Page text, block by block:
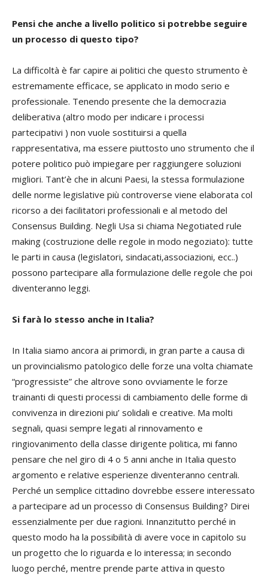
Pensi che anche a livello politico si potrebbe seguire
un processo di questo tipo?
La difficoltà è far capire ai politici che questo strumento è
estremamente efficace, se applicato in modo serio e
professionale. Tenendo presente che la democrazia
deliberativa (altro modo per indicare i processi
partecipativi ) non vuole sostituirsi a quella
rappresentativa, ma essere piuttosto uno strumento che il
potere politico può impiegare per raggiungere soluzioni
migliori. Tant’è che in alcuni Paesi, la stessa formulazione
delle norme legislative più controverse viene elaborata col
ricorso a dei facilitatori professionali e al metodo del
Consensus Building. Negli Usa si chiama Negotiated rule
making (costruzione delle regole in modo negoziato): tutte
le parti in causa (legislatori, sindacati,associazioni, ecc..)
possono partecipare alla formulazione delle regole che poi
diventeranno leggi.
Si farà lo stesso anche in Italia?
In Italia siamo ancora ai primordi, in gran parte a causa di
un provincialismo patologico delle forze una volta chiamate
“progressiste” che altrove sono ovviamente le forze
trainanti di questi processi di cambiamento delle forme di
convivenza in direzioni piu’ solidali e creative. Ma molti
segnali, quasi sempre legati al rinnovamento e
ringiovanimento della classe dirigente politica, mi fanno
pensare che nel giro di 4 o 5 anni anche in Italia questo
argomento e relative esperienze diventeranno centrali.
Perché un semplice cittadino dovrebbe essere interessato
a partecipare ad un processo di Consensus Building? Direi
essenzialmente per due ragioni. Innanzitutto perché in
questo modo ha la possibilità di avere voce in capitolo su
un progetto che lo riguarda e lo interessa; in secondo
luogo perché, mentre prende parte attiva in questo